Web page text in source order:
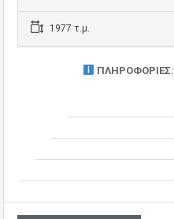
1977 τ.μ.
ΠΛΗΡΟΦΟΡΙΕΣ: